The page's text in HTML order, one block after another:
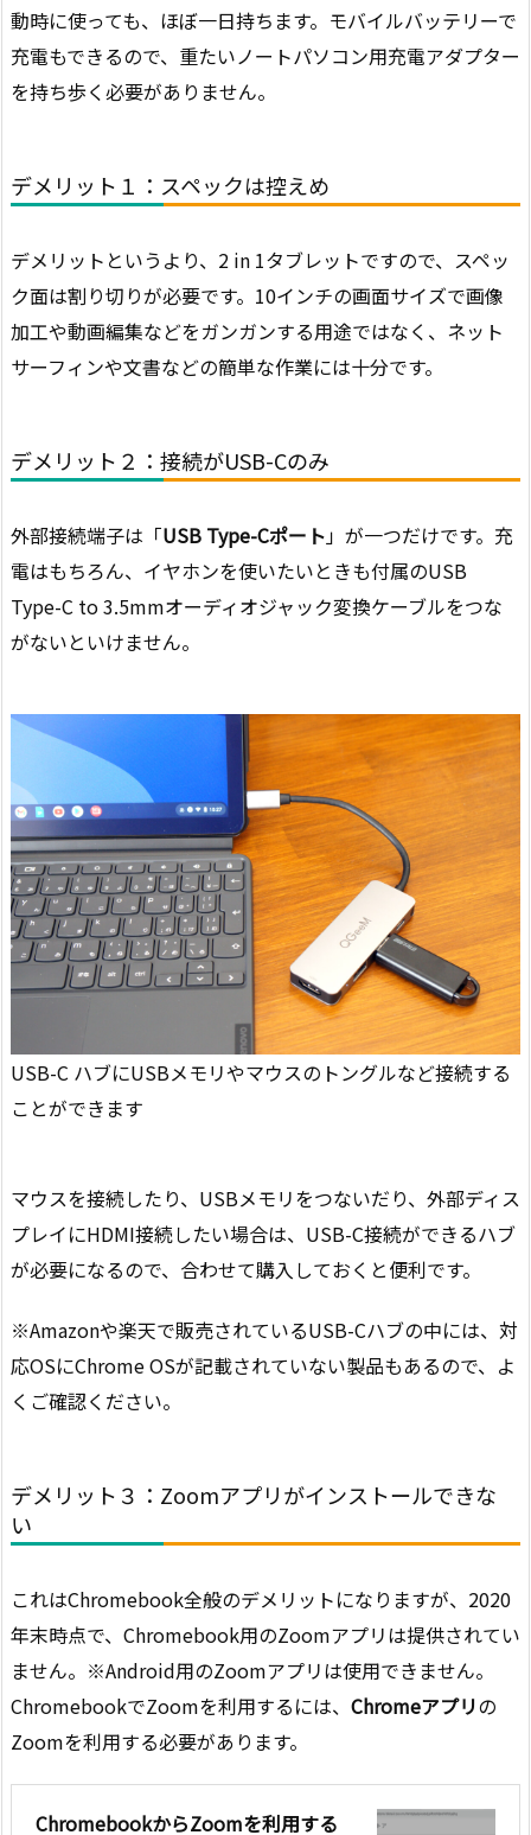
動時に使っても、ほぼ一日持ちます。モバイルバッテリーで
充電もできるので、重たいノートパソコン用充電アダプター
を持ち歩く必要がありません。
デメリット１：スペックは控えめ
デメリットというより、2 in 1タブレットですので、スペッ
ク面は割り切りが必要です。10インチの画面サイズで画像
加工や動画編集などをガンガンする用途ではなく、ネット
サーフィンや文書などの簡単な作業には十分です。
デメリット２：接続がUSB-Cのみ
外部接続端子は「USB Type-Cポート 」が一つだけです。充
電はもちろん、イヤホンを使いたいときも付属のUSB
Type-C to 3.5mmオーディオジャック変換ケーブルをつな
がないといけません。
USB-C ハブにUSBメモリやマウスのトングルなど接続する
ことができます
マウスを接続したり、USBメモリをつないだり、外部ディス
プレイにHDMI接続したい場合は、USB-C接続ができるハブ
が必要になるので、合わせて購入しておくと便利です。
※Amazonや楽天で販売されているUSB-Cハブの中には、対
応OSにChrome OSが記載されていない製品もあるので、よ
くご確認ください。
デメリット３：Zoomアプリがインストールできな
い
これはChromebook全般のデメリットになりますが、2020
年末時点で、Chromebook用のZoomアプリは提供されてい
ません。※Android用のZoomアプリは使用できません。
ChromebookでZoomを利用するには、 Chromeアプリの
Zoomを利用する必要があります。
ChromebookからZoomを利用する